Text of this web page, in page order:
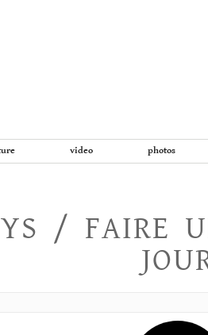
video photos
/ FAIRE